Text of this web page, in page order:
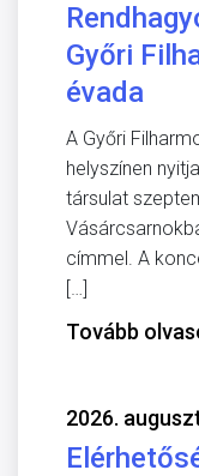
Győri
évada
A Győri
helyszínen
társulat
címmel. A
[…]
Tovább
2026.